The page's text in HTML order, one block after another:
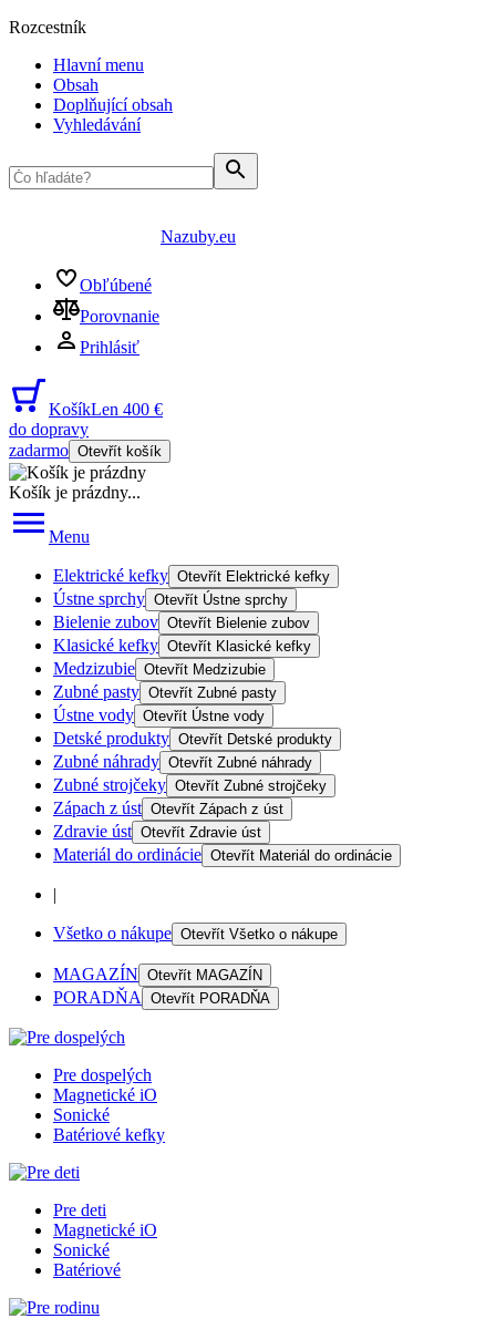
Rozcestník
Hlavní menu
Obsah
Doplňující obsah
Vyhledávání
Nazuby.eu
Obľúbené
Porovnanie
Prihlásiť
KošíkLen 400 €
do dopravy
zadarmo Otevřít košík
Košík je prázdny...
Menu
Elektrické kefky Otevřít Elektrické kefky
Ústne sprchy Otevřít Ústne sprchy
Bielenie zubov Otevřít Bielenie zubov
Klasické kefky Otevřít Klasické kefky
Medzizubie Otevřít Medzizubie
Zubné pasty Otevřít Zubné pasty
Ústne vody Otevřít Ústne vody
Detské produkty Otevřít Detské produkty
Zubné náhrady Otevřít Zubné náhrady
Zubné strojčeky Otevřít Zubné strojčeky
Zápach z úst Otevřít Zápach z úst
Zdravie úst Otevřít Zdravie úst
Materiál do ordinácie Otevřít Materiál do ordinácie
|
Všetko o nákupe Otevřít Všetko o nákupe
MAGAZÍN Otevřít MAGAZÍN
PORADŇA Otevřít PORADŇA
Pre dospelých
Magnetické iO
Sonické
Batériové kefky
Pre deti
Magnetické iO
Sonické
Batériové